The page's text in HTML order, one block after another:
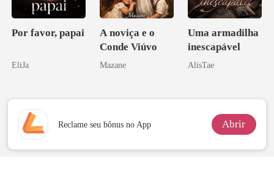
Por favor, papai
EliJa
A noviça e o
Conde Viúvo
Mazane
Uma armadilha
inescapável
AlisTae
Reclame seu bônus no App Abrir